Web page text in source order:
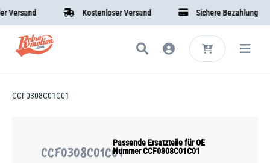
Kostenloser Versand Sichere Bezahlung
CCF0308C01C01
CCF0308C01C01
Passende Ersatzteile für OE
Nummer CCF0308C01C01